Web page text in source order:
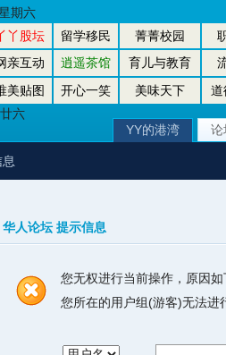
丫股坛 留学移民 菁菁校园
亲互动
逍遥茶馆 育儿与教育
美贴图
开心一笑 美味天下
道
六
期六
YY的港湾 论
华人论坛 提示信息
您无权进行当前操作，原因如
您所在的用户组(游客)无法进